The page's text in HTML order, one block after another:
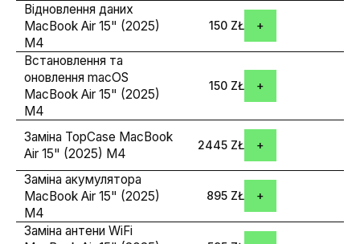
Відновлення даних
MacBook Air 15" (2025)
M4
150 ZŁ
Встановлення та
оновлення macOS
MacBook Air 15" (2025)
M4
150 ZŁ
Заміна TopCase MacBook
Air 15" (2025) M4
2445 ZŁ
Заміна акумулятора
MacBook Air 15" (2025)
M4
895 ZŁ
Заміна антени WiFi